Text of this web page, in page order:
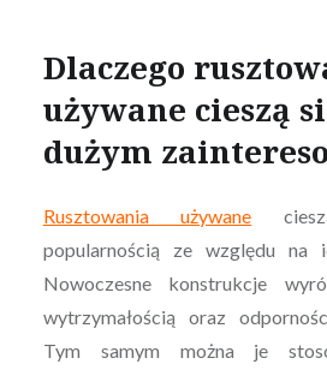
Dlaczego
używane cieszą
dużym
Rusztowania używane
popularnością ze względu na
Nowoczesne konstrukcje
wytrzymałością oraz
Tym samym można je